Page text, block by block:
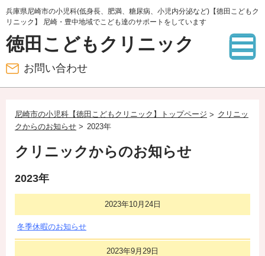
兵庫県尼崎市の小児科(低身長、肥満、糖尿病、小児内分泌など)【徳田こどもク
リニック】 尼崎・豊中地域でこども達のサポートをしています
徳田こどもクリニック
お問い合わせ
尼崎市の小児科【徳田こどもクリニック】トップページ
クリニッ
クからのお知らせ
2023年
クリニックからのお知らせ
2023年
2023年10月24日
冬季休暇のお知らせ
2023年9月29日